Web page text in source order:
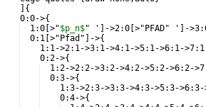
{
    0:0->
{
  1:0
>"$p_n$" ' ->2:0 >"PFAD" '
-
  0:1
>"Pfad" ->{
1:1->2:1->3:1->4:1->5:1->6:1-
    0:2->
{
1:2->2:2->3:2->4:2->5:2->6:2-
  0:3->
{
1:3->2:3->3:3->4:3->5:3-
    0:4->
{